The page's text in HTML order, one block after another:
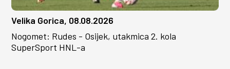
Velika Gorica, 08.08.2026
Nogomet: Rudes - Osijek, utakmica 2. kola
SuperSport HNL-a